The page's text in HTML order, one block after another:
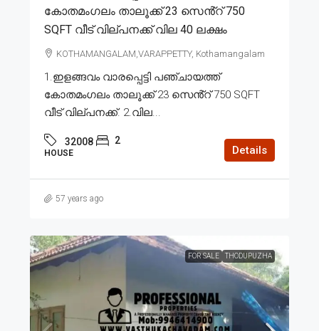
കോതമംഗലം താലൂക്ക് 23 സെൻ്റ് 750
SQFT വീട് വില്പനക്ക് വില 40 ലക്ഷം
KOTHAMANGALAM,VARAPPETTY, Kothamangalam
1.ഇളങ്ങവം വാരപ്പെട്ടി പഞ്ചായത്ത്
കോതമംഗലം താലൂക്ക് 23 സെൻ്റ് 750 SQFT
വീട് വില്പനക്ക്. 2.വില...
32008 2
HOUSE Details
57 years ago
FOR SALE THODUPUZHA